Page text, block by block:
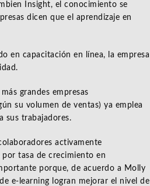
Insight, el conocimiento se
dicen que el aprendizaje en
en capacitación en línea, la empresa
grandes empresas
su volumen de ventas) ya emplea
sus trabajadores.
activamente
por tasa de crecimiento en
porque, de acuerdo a Molly
e-learning logran mejorar el nivel de